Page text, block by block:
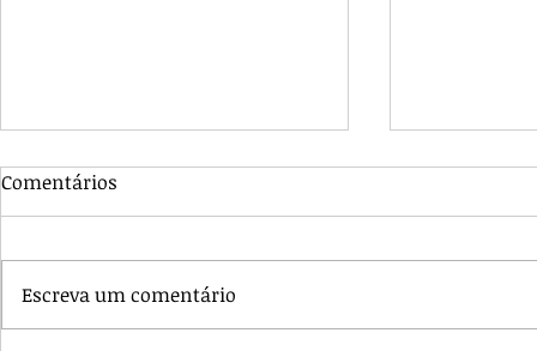
Comentários
Escreva um comentário